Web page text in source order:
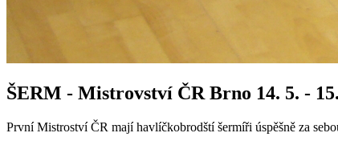
ŠERM - Mistrovství ČR Brno 14. 5. -
První Mistroství ČR mají havlíčkobrodští šermíři úspěšně za